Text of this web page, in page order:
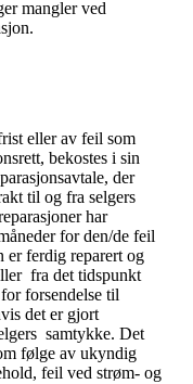
mangler ved
eller av feil som
bekostes i sin
der
til og fra selgers
har
for den/de feil
er ferdig reparert og
fra det tidspunkt
forsendelse til
det er gjort
samtykke. Det
følge av ukyndig
feil ved strøm- og